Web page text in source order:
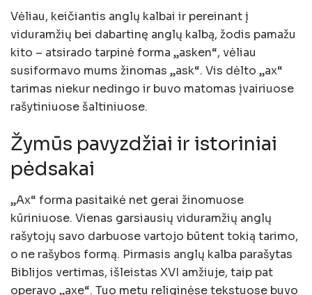
Vėliau, keičiantis anglų kalbai ir pereinant į
viduramžių bei dabartinę anglų kalbą, žodis pamažu
kito – atsirado tarpinė forma „asken“, vėliau
susiformavo mums žinomas „ask“. Vis dėlto „ax“
tarimas niekur nedingo ir buvo matomas įvairiuose
rašytiniuose šaltiniuose.
Žymūs pavyzdžiai ir istoriniai
pėdsakai
„Ax“ forma pasitaikė net gerai žinomuose
kūriniuose. Vienas garsiausių viduramžių anglų
rašytojų savo darbuose vartojo būtent tokią tarimo,
o ne rašybos formą. Pirmasis anglų kalba parašytas
Biblijos vertimas, išleistas XVI amžiuje, taip pat
operavo „axe“. Tuo metu religinėse tekstuose buvo